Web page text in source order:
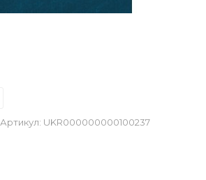
Артикул: UKR000000000100237